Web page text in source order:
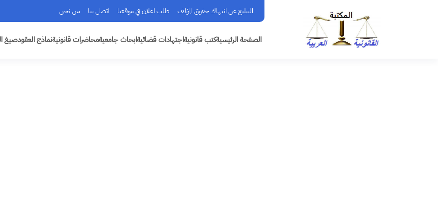
التبليغ عن انتهاك حقوق المؤلف طلب اعلان في موقعنا اتصل بنا من نحن
الصفحة الرئيسيةكتب قانونيةاجتهادات قضائيةابحاث جامعيةمحاضرات قانونيةنماذج العقودصيغ